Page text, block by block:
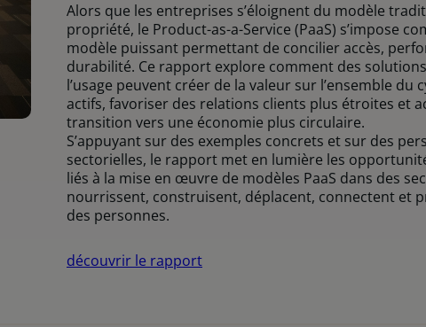
Alors que les entreprises s’éloignent du modèle
propriété, le Product-as-a-Service (PaaS) s’impose
modèle puissant permettant de concilier accès,
durabilité. Ce rapport explore comment des
l’usage peuvent créer de la valeur sur l’ensemble du
actifs, favoriser des relations clients plus étroites et
transition vers une économie plus circulaire.
S’appuyant sur des exemples concrets et sur des
sectorielles, le rapport met en lumière les
liés à la mise en œuvre de modèles PaaS dans des
nourrissent, construisent, déplacent, connectent et
des personnes.
découvrir le rapport